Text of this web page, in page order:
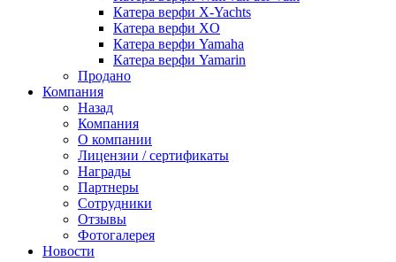
Катера верфи X-Yachts
Катера верфи XO
Катера верфи Yamaha
Катера верфи Yamarin
Продано
Компания
Назад
Компания
О компании
Лицензии / сертификаты
Награды
Партнеры
Сотрудники
Отзывы
Фотогалерея
Новости